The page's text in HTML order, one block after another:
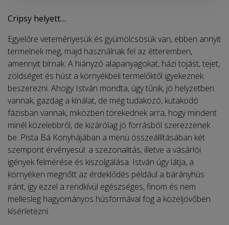
Cripsy helyett…
Egyelőre veteményesük és gyümölcsösük van, ebben annyit
termelnek meg, majd használnak fel az étteremben,
amennyit bírnak. A hiányzó alapanyagokat, házi tojást, tejet,
zöldséget és húst a környékbeli termelőktől igyekeznek
beszerezni. Ahogy István mondta, úgy tűnik, jó helyzetben
vannak, gazdag a kínálat, de még tudakozó, kutakodó
fázisban vannak, miközben törekednek arra, hogy mindent
minél közelebbről, de kizárólag jó forrásból szerezzenek
be. Pista Bá Konyhájában a menü összeállításában két
szempont érvényesül: a szezonalitás, illetve a vásárlói
igények felmérése és kiszolgálása. István úgy látja, a
környéken megnőtt az érdeklődés például a bárányhús
iránt, így ezzel a rendkívül egészséges, finom és nem
mellesleg hagyományos húsformával fog a közeljövőben
kísérletezni.